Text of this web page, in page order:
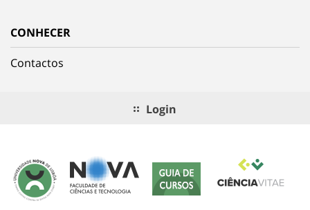
CONHECER
Contactos
Login